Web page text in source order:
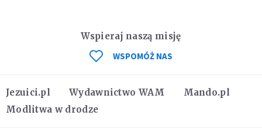
Jezuici.pl Wydawnictwo WAM
Mando.pl
Modlitwa w drodze
Wspieraj naszą misję
WSPOMÓŻ NAS